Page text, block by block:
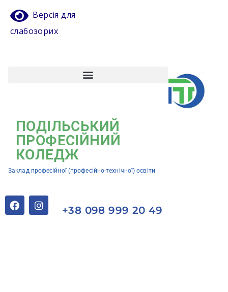
Версія для
слабозорих
ПОДІЛЬСЬКИЙ
ПРОФЕСІЙНИЙ
КОЛЕДЖ
Заклад професійної (професійно-технічної) освіти
+38 098 999 20 49